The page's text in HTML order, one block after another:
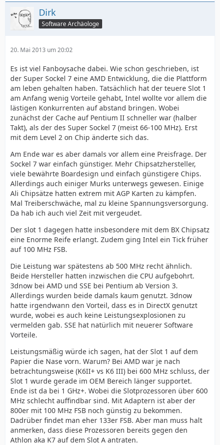
Dirk
Software Archäologe
20. Mai 2013 um 20:02
Es ist viel Fanboysache dabei. Wie schon geschrieben, ist
der Super Sockel 7 eine AMD Entwicklung, die die Plattform
am leben gehalten haben. Tatsächlich hat der teuere Slot 1
am Anfang wenig Vorteile gehabt, Intel wollte vor allem die
lästigen Konkurrenten auf abstand bringen. Wobei
zunächst der Cache auf Pentium II schneller war (halber
Takt), als der des Super Sockel 7 (meist 66-100 MHz). Erst
mit dem Level 2 on Chip änderte sich das.
Am Ende war es aber damals vor allem eine Preisfrage. Der
Sockel 7 war einfach günstiger. Mehr Chipsatzhersteller,
viele bewährte Boardesign und einfach günstigere Chips.
Allerdings auch einiger Murks unterwegs gewesen. Einige
Ali Chipsätze hatten extrem mit AGP Karten zu kämpfen.
Mal Treiberschwäche, mal zu kleine Spannungsversorgung.
Da hab ich auch viel Zeit mit vergeudet.
Der slot 1 dagegen hatte insbesondere mit dem BX Chipsatz
eine Enorme Reife erlangt. Zudem ging Intel ein Tick früher
auf 100 MHz FSB.
Die Leistung war spätestens ab 500 MHz recht ähnlich.
Beide Hersteller hatten inzwischen die CPU aufgebohrt.
3dnow bei AMD und SSE bei Pentium ab Version 3.
Allerdings wurden beide damals kaum genutzt. 3dnow
hatte irgendwann den Vorteil, dass es in DirectX genutzt
wurde, wobei es auch keine Leistungsexplosionen zu
vermelden gab. SSE hat natürlich mit neuerer Software
Vorteile.
Leistungsmäßig würde ich sagen, hat der Slot 1 auf dem
Papier die Nase vorn. Warum? Bei AMD war je nach
betrachtungsweise (K6II+ vs K6 III) bei 600 MHz schluss, der
Slot 1 wurde gerade im OEM Bereich länger supportet.
Ende ist da bei 1 GHz+. Wobei die Slotprozessoren über 600
MHz schlecht auffindbar sind. Mit Adaptern ist aber der
800er mit 100 MHz FSB noch günstig zu bekommen.
Dadrüber findet man eher 133er FSB. Aber man muss halt
anmerken, dass diese Prozessoren bereits gegen den
Athlon aka K7 auf dem Slot A antraten.